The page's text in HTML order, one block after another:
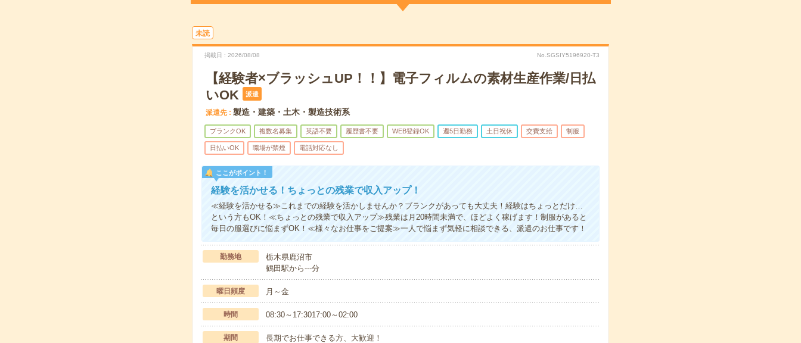
未読
掲載日 2026/08/08 No.SGSIY5196920-T3
【経験者×ブラッシュUP！！】電子フィルムの素材生産作業/日払
いOK
派遣
派遣先 製造・建築・土木・製造技術系
ブランクOK 複数名募集 英語不要 履歴書不要 WEB登録OK 週5日勤務 土日祝休 交費支給 制服
日払いOK 職場が禁煙 電話対応なし
ここがポイント！
経験を活かせる！ちょっとの残業で収入アップ！
≪経験を活かせる≫これまでの経験を活かしませんか？ブランクがあっても大丈夫！経験はちょっとだけ…
という方もOK！≪ちょっとの残業で収入アップ≫残業は月20時間未満で、ほどよく稼げます！制服があると
毎日の服選びに悩まずOK！≪様々なお仕事をご提案≫一人で悩まず気軽に相談できる、派遣のお仕事です！
勤務地
栃木県鹿沼市
鶴田駅から---分
曜日頻度 月～金
時間 08:30～17:3017:00～02:00
期間 長期でお仕事できる方、大歓迎！